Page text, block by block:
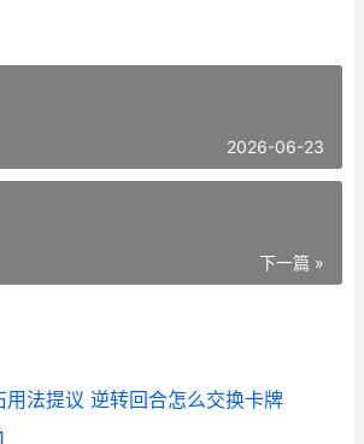
2026-06-23
下一篇 »
用法提议 逆转回合怎么交换卡牌